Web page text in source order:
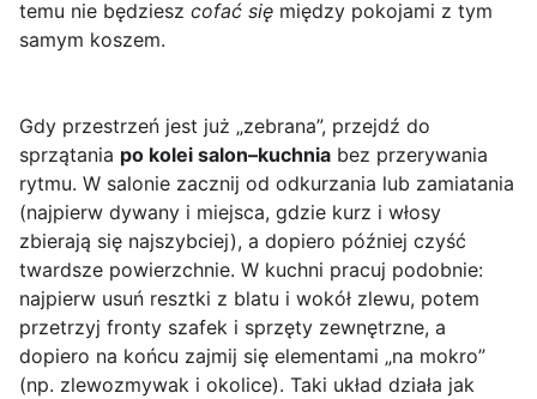
temu nie będziesz cofać się między pokojami z tym
samym koszem.
Gdy przestrzeń jest już „zebrana”, przejdź do
sprzątania po kolei salon–kuchnia bez przerywania
rytmu. W salonie zacznij od odkurzania lub zamiatania
(najpierw dywany i miejsca, gdzie kurz i włosy
zbierają się najszybciej), a dopiero później czyść
twardsze powierzchnie. W kuchni pracuj podobnie:
najpierw usuń resztki z blatu i wokół zlewu, potem
przetrzyj fronty szafek i sprzęty zewnętrzne, a
dopiero na końcu zajmij się elementami „na mokro”
(np. zlewozmywak i okolice). Taki układ działa jak